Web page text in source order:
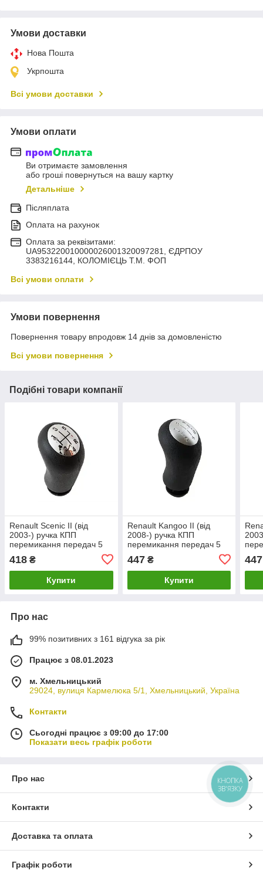
Умови доставки
Нова Пошта
Укрпошта
Всі умови доставки
Умови оплати
Ви отримаєте замовлення
або гроші повернуться на вашу картку
Детальніше
Післяплата
Оплата на рахунок
Оплата за реквізитами:
UA953220010000026001320097281, ЄДРПОУ
3383216144, КОЛОМIЄЦЬ Т.М. ФОП
Всі умови оплати
Умови повернення
Повернення товару впродовж 14 днів за домовленістю
Всі умови повернення
Подібні товари компанії
Renault Scenic II (від
2003-) ручка КПП
перемикання передач 5
418 ₴
Купити
Renault Kangoo II (від
2008-) ручка КПП
перемикання передач 5
447₴
Купити
447
Про нас
99% позитивних з 161 відгука за рік
Працює з 08.01.2023
м. Хмельницький
29024, вулиця Кармелюка 5/1, Хмельницький, Україна
Контакти
Сьогодні працює з 09:00 до 17:00
Показати весь графік роботи
Про нас
Контакти
Доставка та оплата
Графік роботи
КНОПКА
ЗВ'ЯЗКУ